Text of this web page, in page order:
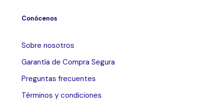
Conócenos
Sobre nosotros
Garantía de Compra Segura
Preguntas frecuentes
Términos y condiciones